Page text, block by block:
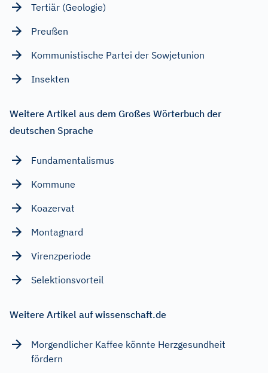
Tertiär (Geologie)
Preußen
Kommunistische Partei der Sowjetunion
Insekten
Weitere Artikel aus dem Großes Wörterbuch der
deutschen Sprache
Fundamentalismus
Kommune
Koazervat
Montagnard
Virenzperiode
Selektionsvorteil
Weitere Artikel auf wissenschaft.de
Morgendlicher Kaffee könnte Herzgesundheit
fördern